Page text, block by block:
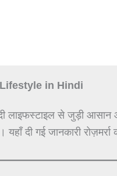
in Hindi
से जुड़ी आसान और
दी गई जानकारी